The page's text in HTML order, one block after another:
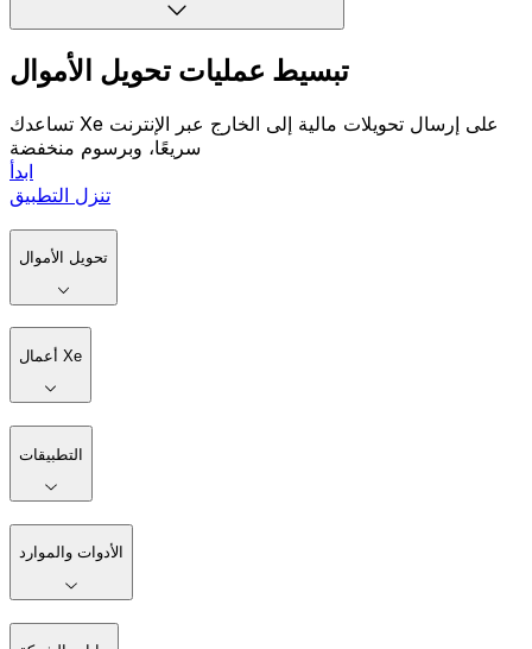
تبسيط عمليات تحويل الأموال
تساعدك Xe على إرسال تحويلات مالية إلى الخارج عبر الإنترنت
سريعًا، وبرسوم منخفضة
ابدأ
تنزل التطبيق
تحويل الأموال
أعمال Xe
التطبيقات
الأدوات والموارد